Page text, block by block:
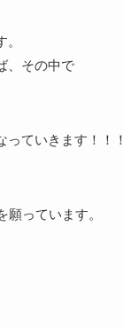
、その中で
ていきます！！！
っています。